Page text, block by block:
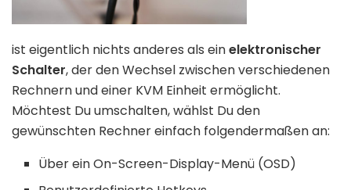
ist eigentlich nichts anderes als einelektronischer
Schalter, der den Wechsel zwischen verschiedenen
Rechnern und einer KVM Einheit ermöglicht.
Möchtest Du umschalten, wählst Du den
gewünschten Rechner einfach folgendermaßen an:
Über ein On-Screen-Display-Menü (OSD)